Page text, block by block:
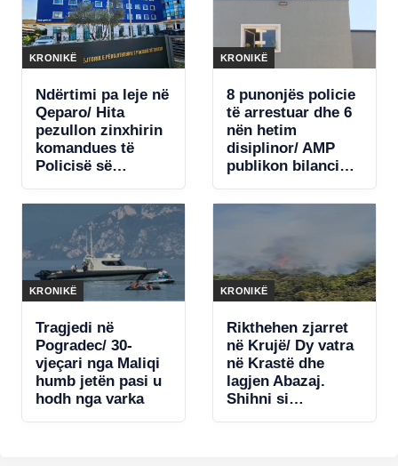
KRONIKË
Ndërtimi pa leje në
Qeparo/ Hita
pezullon zinxhirin
komandues të
Policisë së
hetimet për
shpërdorim detyre
(Emrat)
KRONIKË
8 punonjës policie
të arrestuar dhe 6
nën hetim
disiplinor/ AMP
publikon bilancin e
Kemi referuar 54
KRONIKË
Tragjedi në
Pogradec/ 30-
vjeçari nga Maliqi
humb jetën pasi u
hodh nga varka
KRONIKË
Rikthehen zjarret
në Krujë/ Dy vatra
në Krastë dhe
lagjen Abazaj.
Shihni si